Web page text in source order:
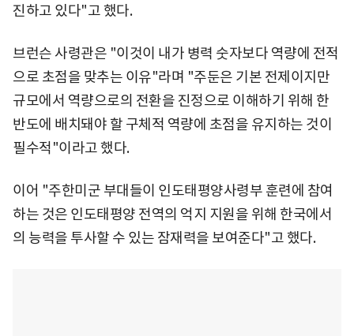
진하고 있다"고 했다.
브런슨 사령관은 "이것이 내가 병력 숫자보다 역량에 전적
으로 초점을 맞추는 이유"라며 "주둔은 기본 전제이지만
규모에서 역량으로의 전환을 진정으로 이해하기 위해 한
반도에 배치돼야 할 구체적 역량에 초점을 유지하는 것이
필수적"이라고 했다.
이어 "주한미군 부대들이 인도태평양사령부 훈련에 참여
하는 것은 인도태평양 전역의 억지 지원을 위해 한국에서
의 능력을 투사할 수 있는 잠재력을 보여준다"고 했다.